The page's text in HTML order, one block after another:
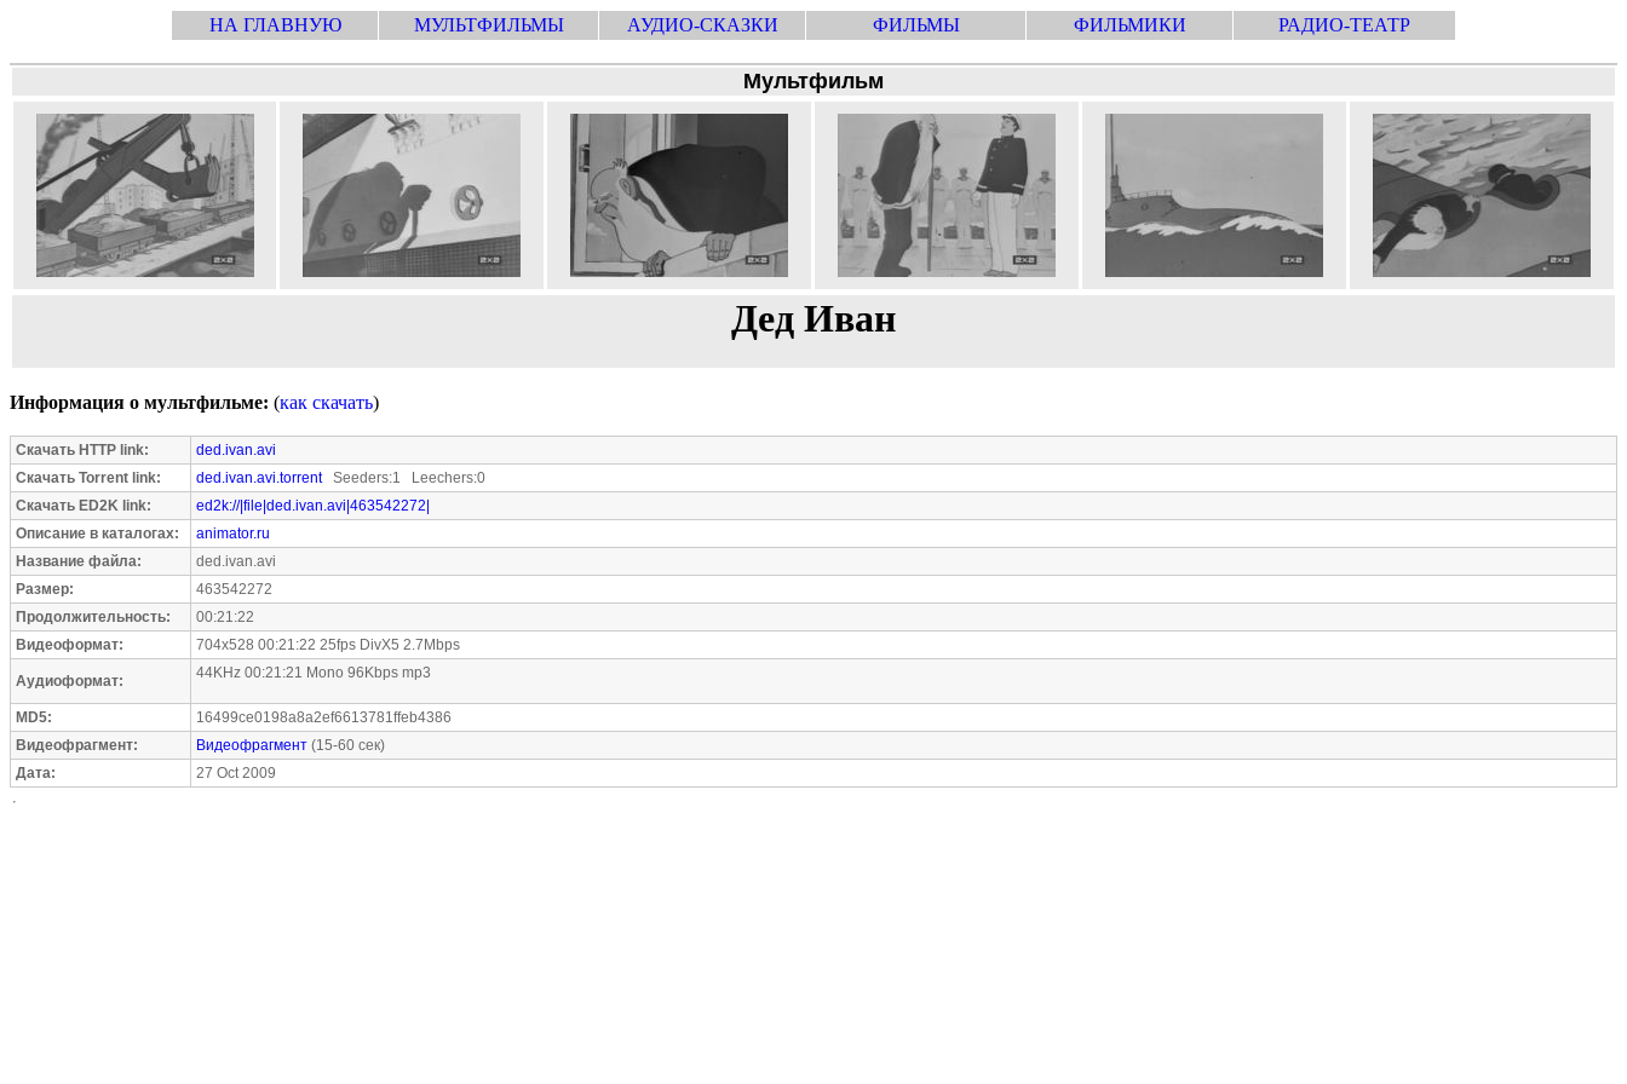
НА ГЛАВНУЮ МУЛЬТФИЛЬМЫ АУДИО-СКАЗКИ ФИЛЬМЫ ФИЛЬМИКИ РАДИО-ТЕАТР
Мультфильм
Дед Иван
Информация о мультфильме: (как скачать)
Скачать HTTP link:
ded.ivan.avi
Скачать Torrent link:
ded.ivan.avi.torrentSeeders:1 Leechers:0
Скачать ED2K link:
ed2k://|file|ded.ivan.avi|463542272|
Описание в каталогах:
animator.ru
Название файла:
ded.ivan.avi
Размер:
463542272
Продолжительность:
00:21:22
Видеоформат:
704x528 00:21:22 25fps DivX5 2.7Mbps
Аудиоформат: 44KHz 00:21:21 Mono 96Kbps mp3
MD5:
16499ce0198a8a2ef6613781ffeb4386
Видеофрагмент:
Видеофрагмент (15-60 сек)
Дата:
27 Oct 2009